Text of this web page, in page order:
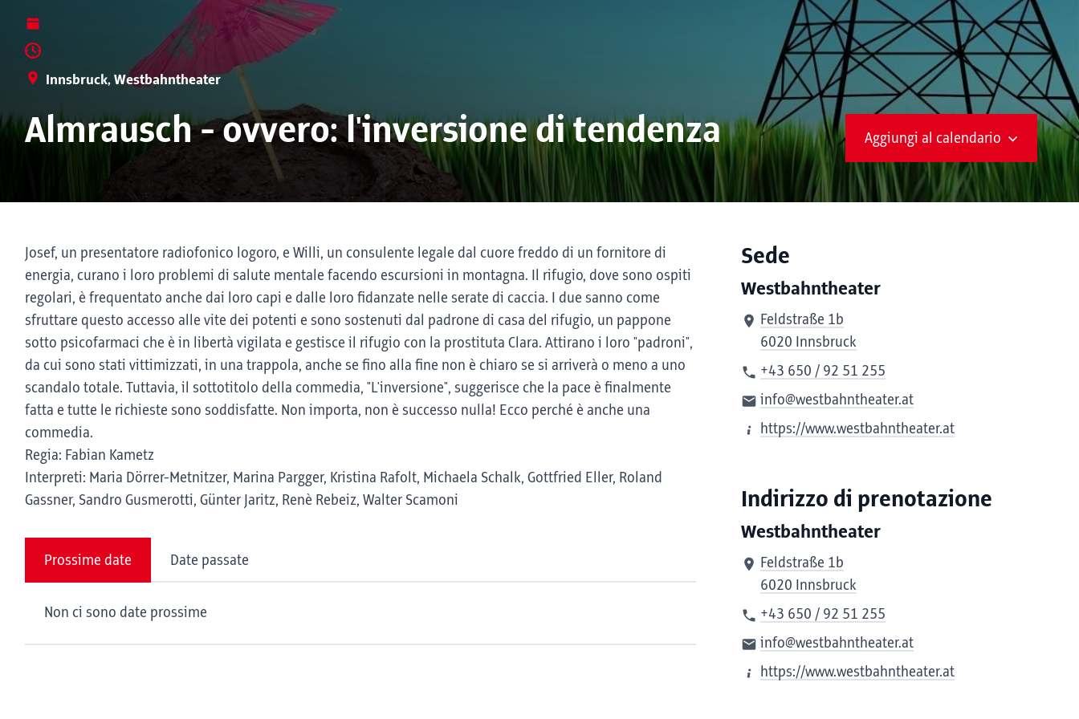
Innsbruck, Westbahntheater
Almrausch - ovvero: l'inversione di tendenza Aggiungi al calendario
Josef, un presentatore radiofonico logoro, e Willi, un consulente legale dal cuore freddo di un fornitore di
energia, curano i loro problemi di salute mentale facendo escursioni in montagna. Il rifugio, dove sono ospiti
regolari, è frequentato anche dai loro capi e dalle loro fidanzate nelle serate di caccia. I due sanno come
sfruttare questo accesso alle vite dei potenti e sono sostenuti dal padrone di casa del rifugio, un pappone
sotto psicofarmaci che è in libertà vigilata e gestisce il rifugio con la prostituta Clara. Attirano i loro "padroni",
da cui sono stati vittimizzati, in una trappola, anche se fino alla fine non è chiaro se si arriverà o meno a uno
scandalo totale. Tuttavia, il sottotitolo della commedia, "L'inversione", suggerisce che la pace è finalmente
fatta e tutte le richieste sono soddisfatte. Non importa, non è successo nulla! Ecco perché è anche una
commedia.
Regia: Fabian Kametz
Interpreti: Maria Dörrer-Metnitzer, Marina Pargger, Kristina Rafolt, Michaela Schalk, Gottfried Eller, Roland
Gassner, Sandro Gusmerotti, Günter Jaritz, Renè Rebeiz, Walter Scamoni
Prossime date Date passate
Non ci sono date prossime
Sede
Westbahntheater
Feldstraße 1b
6020 Innsbruck
+43 650 / 92 51 255
info@westbahntheater.at
https://www.westbahntheater.at
Indirizzo di prenotazione
Westbahntheater
Feldstraße 1b
6020 Innsbruck
+43 650 / 92 51 255
info@westbahntheater.at
https://www.westbahntheater.at